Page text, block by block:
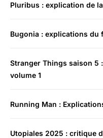
Pluribus : explication de
Bugonia : explications du
Stranger Things saison 5
volume 1
Running Man :
Utopiales 2025 : critique